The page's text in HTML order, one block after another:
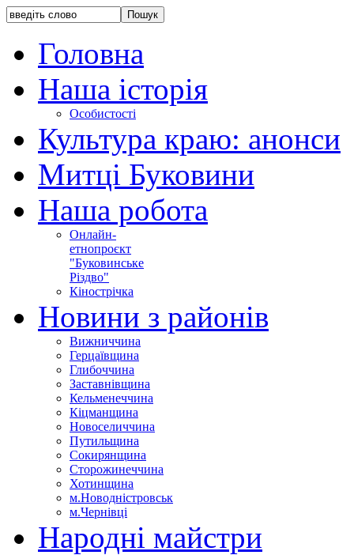
Головна
Наша історія
Особистості
Культура краю: анонси
Митці Буковини
Наша робота
Онлайн-
етнопроєкт
"Буковинське
Різдво"
Кінострічка
Новини з районів
Вижниччина
Герцаївщина
Глибоччина
Заставнівщина
Кельменеччина
Кіцманщина
Новоселиччина
Путильщина
Сокирянщина
Сторожинеччина
Хотинщина
м.Новодністровськ
м.Чернівці
Народні майстри